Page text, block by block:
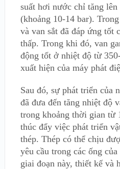
suất hơi nước chỉ tăng
(khoảng 10-14 bar).
và van sắt đã đáp ứng tốt
thấp. Trong khi đó, van
động tốt ở nhiệt độ từ
xuất hiện của máy phát
Sau đó, sự phát triển của
đã đưa đến tăng nhiệt độ
trong khoảng thời gian từ
thúc đẩy việc phát triển
thép. Thép có thể chịu
yêu cầu trong các ống
giai đoạn này, thiết kế và